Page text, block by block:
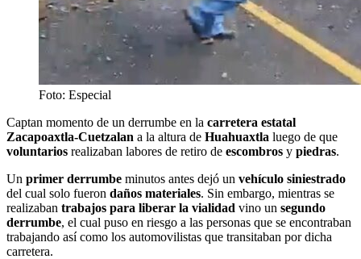
Foto: Especial
Captan momento de un derrumbe en la carretera estatal
Zacapoaxtla-Cuetzalan a la altura de Huahuaxtla luego de que
voluntarios realizaban labores de retiro de escombros y piedras.
Un primer derrumbe minutos antes dejó un vehículo siniestrado
del cual solo fueron daños materiales. Sin embargo, mientras se
realizaban trabajos para liberar la vialidad vino un segundo
derrumbe, el cual puso en riesgo a las personas que se encontraban
trabajando así como los automovilistas que transitaban por dicha
carretera.